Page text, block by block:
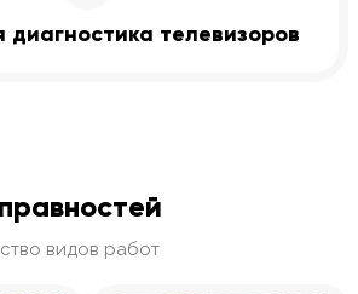
диагностика телевизоров
видов работ